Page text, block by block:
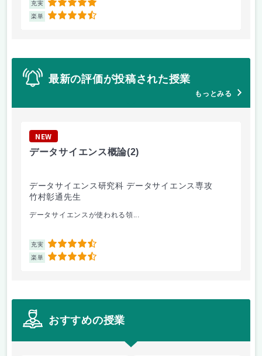
充実 5
楽単 4.5
最新の評価が投稿された授業
もっとみる
NEW
データサイエンス概論(2)
データサイエンス研究科 データサイエンス専攻
竹村彰通先生
データサイエンスが使われる領...
充実 4.5
楽単 4.5
おすすめの授業